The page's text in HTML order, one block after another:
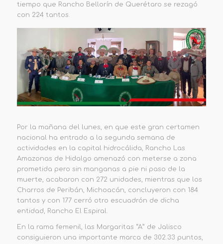
tiempo que Rancho Bellorín de Querétaro se rezagó
con 224 tantos.
Por la mañana del lunes, en que este gran certamen
nacional ha entrado a la segunda semana de
actividades en la capital hidrocálida, Rancho Las
Amazonas de Hidalgo amenazó con meterse a zona
prometida pero sin manganas a pie ni paso de la
muerte, acabaron con 272 unidades, mientras que los
Charros de Peribán, Michoacán, concluyeron con 184
tantos y con 177 cerró otro escuadrón de dicha
entidad, Rancho El Espiral.
En la rama femenil, las Margaritas “A” de Jalisco
consiguieron una importante marca de 302.33 puntos,